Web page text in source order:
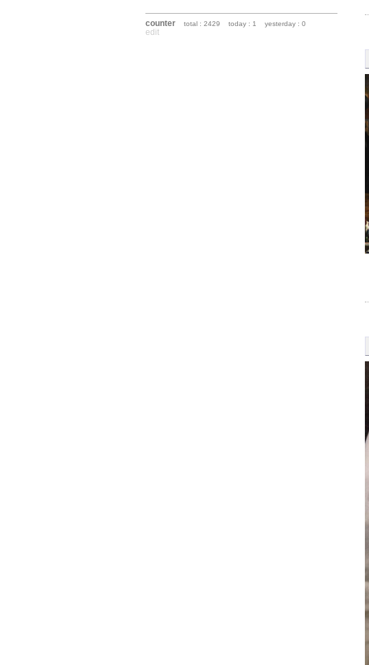
counter total : 2429 today : 1 yesterday : 0
edit